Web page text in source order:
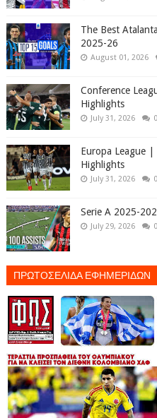
The Best
2025-26
August 01, 2026
Conference
Highlights
July 31, 2026 0
Europa League
Highlights
July 31, 2026 0
Serie A 2025-
July 29, 2026 0
ΠΡΩΤΟΣΕΛΙΔΑ ΕΦΗΜΕΡΙΔΩΝ